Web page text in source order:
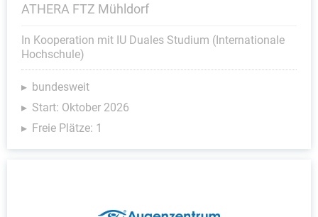
ATHERA FTZ Mühldorf
In Kooperation mit IU Duales Studium (Internationale
Hochschule)
bundesweit
Start: Oktober 2026
Freie Plätze: 1